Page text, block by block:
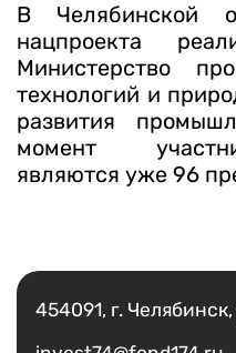
В Челябинской
нацпроекта
Министерство
технологий и
развития
момент
являются уже 96
454091, г.